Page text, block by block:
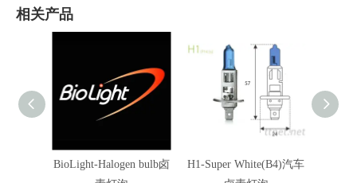
相关产品
BioLight-Halogen bulb卤
H1-Super White(B4)汽车